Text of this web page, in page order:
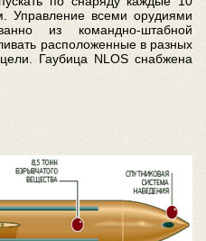
Управление всеми орудиями
из командно-штабной
расположенные в разных
Гаубица NLOS снабжена